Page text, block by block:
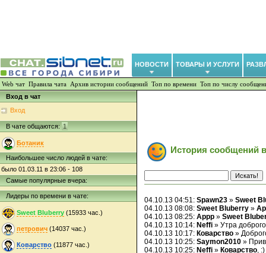
НОВОСТИ ТОВАРЫ И УСЛУГИ
Web чат Правила чата Архив истории сообщений Топ по времени Топ по числу
Вход в чат
Вход
В чате общаются: 1
Ботаник
Наибольшее число людей в чате:
было 01.03.11 в 23:06 - 108
Самые популярные вчера:
Лидеры по времени в чате:
Sweet Bluberry (15933 час.)
петрович (14037 час.)
Коварство (11877 час.)
История сообщений
04.10.13 04:51: Spawn23 » Sweet
04.10.13 08:08: Sweet Bluberry »
04.10.13 08:25: Appp » Sweet
04.10.13 10:14: Neffi » Утра
04.10.13 10:17: Коварство »
04.10.13 10:25: Saymon2010 »
04.10.13 10:25: Neffi » Коварство, :)